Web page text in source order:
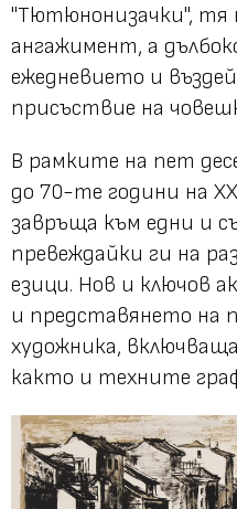
"Тютюнонизачки", тя
ангажимент, а
ежедневието и
присъствие на
В рамките на пет
до 70-те години на
завръща към едни и
превеждайки ги на
езици. Нов и ключов
и представянето на
художника,
както и техните